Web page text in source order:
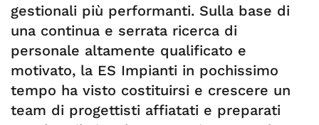
gestionali più performanti. Sulla base di
una continua e serrata ricerca di
personale altamente qualificato e
motivato, la ES Impianti in pochissimo
tempo ha visto costituirsi e crescere un
team di progettisti affiatati e preparati